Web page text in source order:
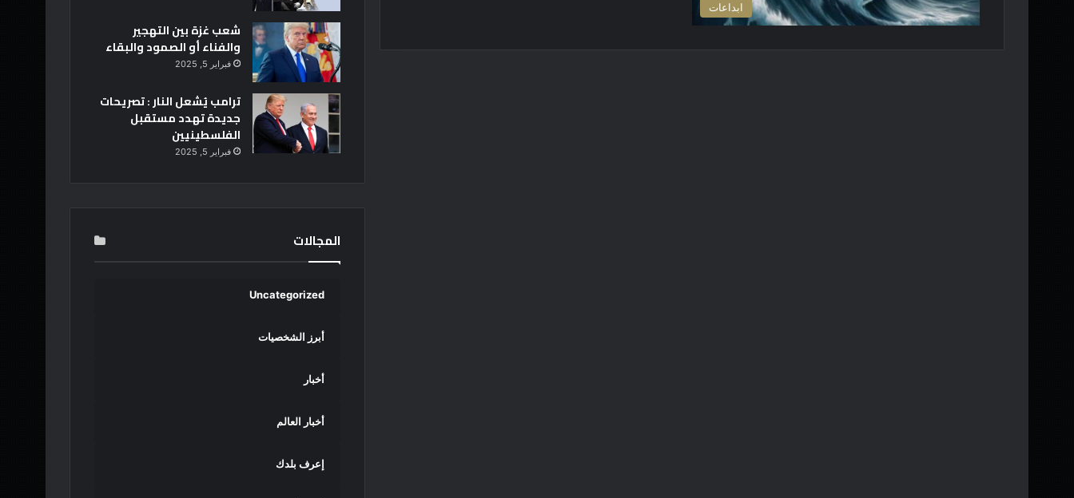
ابداعات
شعب غزة بين التهجير
والفناء أو الصمود والبقاء
فبراير 5, 2025
ترامب يُشعل النار : تصريحات
جديدة تهدد مستقبل
الفلسطينيين
فبراير 5, 2025
المجالات
Uncategorized
أبرز الشخصيات
أخبار
أخبار العالم
إعرف بلدك